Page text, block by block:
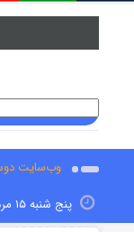
وب‌سایت
پنج شنبه ۱۵ مرداد ۱۴۰۵